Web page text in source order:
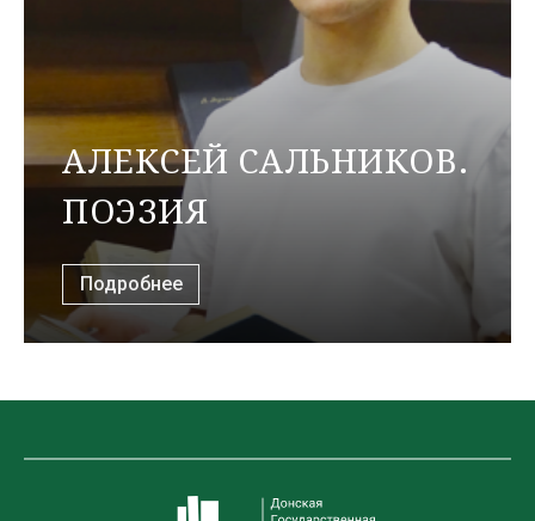
АЛЕКСЕЙ САЛЬНИКОВ.
ПОЭЗИЯ
Подробнее